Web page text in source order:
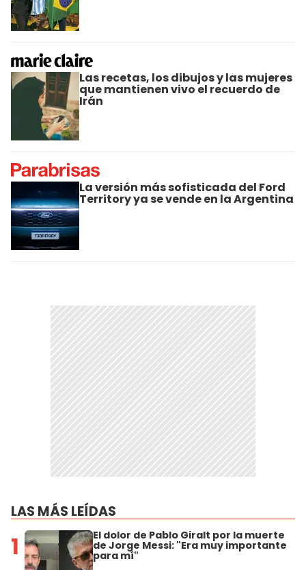
Las recetas, los dibujos y las mujeres
que mantienen vivo el recuerdo de
Irán
La versión más sofisticada del Ford
Territory ya se vende en la Argentina
LAS MÁS LEÍDAS
1 El dolor de Pablo Giralt por la muerte
de Jorge Messi: "Era muy importante
para mí"